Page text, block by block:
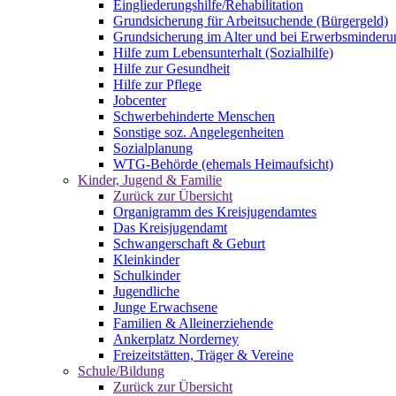
Eingliederungshilfe/Rehabilitation
Grundsicherung für Arbeitsuchende (Bürgergeld)
Grundsicherung im Alter und bei
Hilfe zum Lebensunterhalt (Sozialhilfe)
Hilfe zur Gesundheit
Hilfe zur Pflege
Jobcenter
Schwerbehinderte Menschen
Sonstige soz. Angelegenheiten
Sozialplanung
WTG-Behörde (ehemals Heimaufsicht)
Kinder, Jugend & Familie
Zurück zur Übersicht
Organigramm des Kreisjugendamtes
Das Kreisjugendamt
Schwangerschaft & Geburt
Kleinkinder
Schulkinder
Jugendliche
Junge Erwachsene
Familien & Alleinerziehende
Ankerplatz Norderney
Freizeitstätten, Träger & Vereine
Schule/Bildung
Zurück zur Übersicht